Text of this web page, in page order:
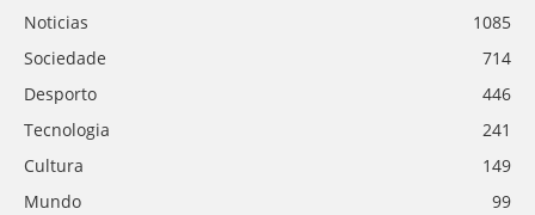
Noticias
1085
Sociedade
714
Desporto
446
Tecnologia
241
Cultura
149
Mundo
99